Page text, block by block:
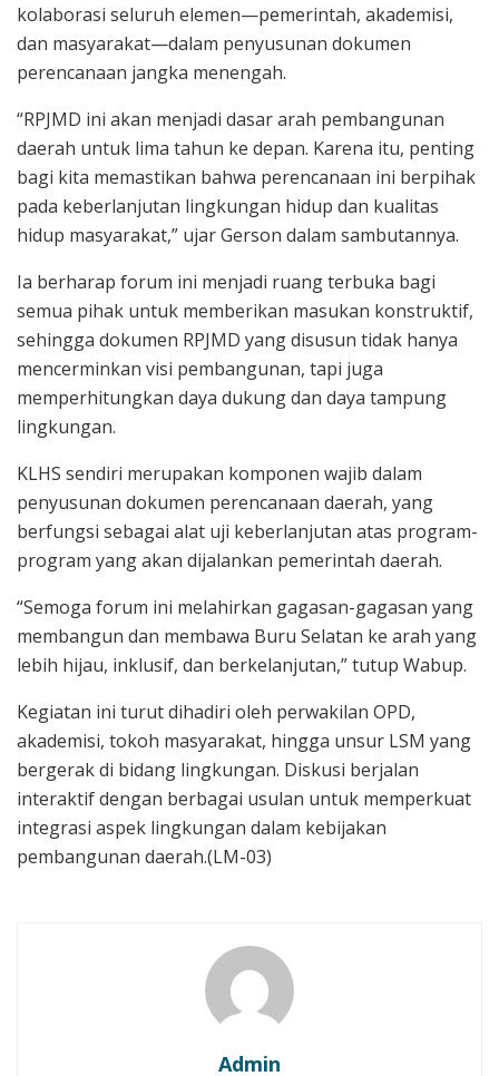
kolaborasi seluruh elemen—pemerintah, akademisi,
dan masyarakat—dalam penyusunan dokumen
perencanaan jangka menengah.
“RPJMD ini akan menjadi dasar arah pembangunan
daerah untuk lima tahun ke depan. Karena itu, penting
bagi kita memastikan bahwa perencanaan ini berpihak
pada keberlanjutan lingkungan hidup dan kualitas
hidup masyarakat,” ujar Gerson dalam sambutannya.
Ia berharap forum ini menjadi ruang terbuka bagi
semua pihak untuk memberikan masukan konstruktif,
sehingga dokumen RPJMD yang disusun tidak hanya
mencerminkan visi pembangunan, tapi juga
memperhitungkan daya dukung dan daya tampung
lingkungan.
KLHS sendiri merupakan komponen wajib dalam
penyusunan dokumen perencanaan daerah, yang
berfungsi sebagai alat uji keberlanjutan atas program-
program yang akan dijalankan pemerintah daerah.
“Semoga forum ini melahirkan gagasan-gagasan yang
membangun dan membawa Buru Selatan ke arah yang
lebih hijau, inklusif, dan berkelanjutan,” tutup Wabup.
Kegiatan ini turut dihadiri oleh perwakilan OPD,
akademisi, tokoh masyarakat, hingga unsur LSM yang
bergerak di bidang lingkungan. Diskusi berjalan
interaktif dengan berbagai usulan untuk memperkuat
integrasi aspek lingkungan dalam kebijakan
pembangunan daerah.(LM-03)
Admin